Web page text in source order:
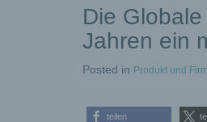
Pressemeldungen
Die
Jahren ein
Posted in Produkt und
teilen